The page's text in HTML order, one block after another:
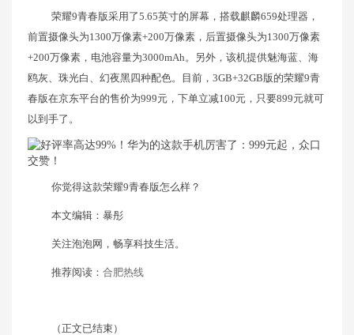
荣耀9青春版采用了5.65英寸的屏幕，搭载麒麟659处理器，
前置摄像头为1300万像素+200万像素，后置摄像头为1300万像素
+200万像素，电池容量为3000mAh。另外，该机提供魅海蓝、海
鸥灰、珠光白、幻夜黑四种配色。目前，3GB+32GB版的荣耀9青
春版在京东平台的售价为999元，下单立减100元，只要899元就可
以到手了。
你觉得这款荣耀9青春版怎么样？
本文编辑：暴彤
关注泡泡网，畅享科技生活。
推荐阅读： 合肥热线
（正文已结束）